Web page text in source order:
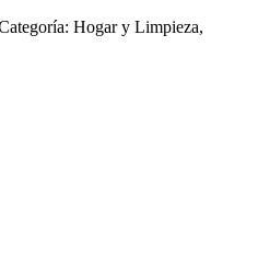
Hogar y Limpieza,